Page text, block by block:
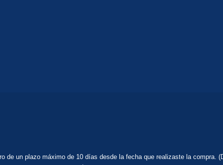
de un plazo máximo de 10 días desde la fecha que realizaste la compra.